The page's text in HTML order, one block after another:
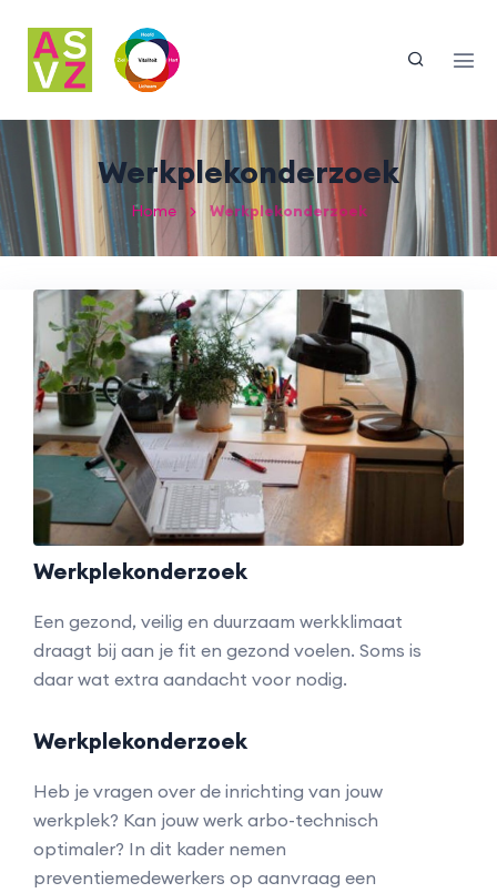
Werkplekonderzoek
Home Werkplekonderzoek
Werkplekonderzoek
Een gezond, veilig en duurzaam werkklimaat
draagt bij aan je fit en gezond voelen. Soms is
daar wat extra aandacht voor nodig.
Werkplekonderzoek
Heb je vragen over de inrichting van jouw
werkplek? Kan jouw werk arbo-technisch
optimaler? In dit kader nemen
preventiemedewerkers op aanvraag een